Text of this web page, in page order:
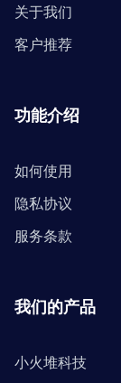
关于我们
客户推荐
功能介绍
如何使用
隐私协议
服务条款
我们的产品
小火堆科技